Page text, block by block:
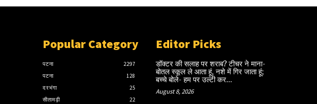
Popular Category
पटना
2297
पटना
128
दरभंगा
25
सीतामढ़ी
22
Editor Picks
डॉक्टर की सलाह पर शराब? टीचर ने माना-
बोतल स्कूल ले आता हूं, नशे में गिर जाता हूं;
बच्चे बोले- हम पर उल्टी कर...
August 8, 2026